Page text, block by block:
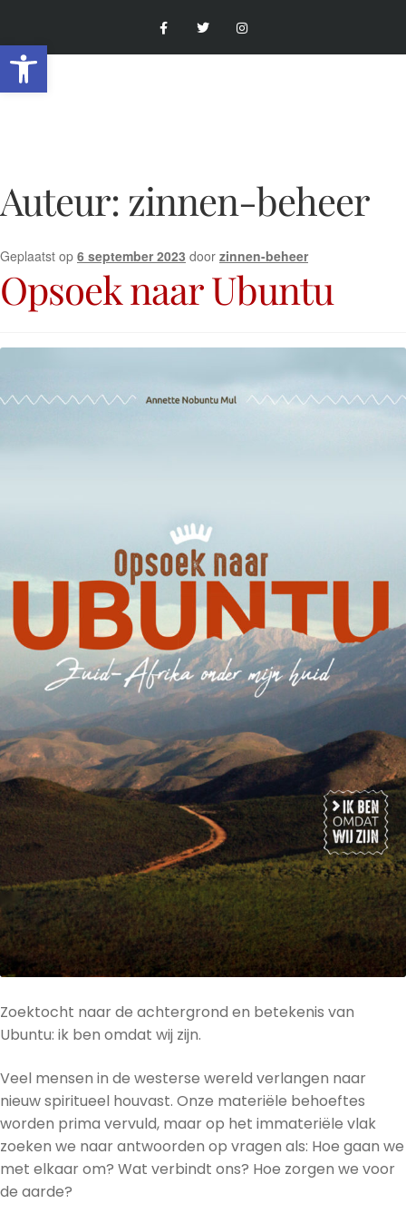
Auteur: zinnen-beheer
Geplaatst op 6 september 2023 door zinnen-beheer
Opsoek naar Ubuntu
Zoektocht naar de achtergrond en betekenis van
Ubuntu: ik ben omdat wij zijn.
Veel mensen in de westerse wereld verlangen naar
nieuw spiritueel houvast. Onze materiële behoeftes
worden prima vervuld, maar op het immateriële vlak
zoeken we naar antwoorden op vragen als: Hoe gaan we
met elkaar om? Wat verbindt ons? Hoe zorgen we voor
de aarde?
Toolbar openen